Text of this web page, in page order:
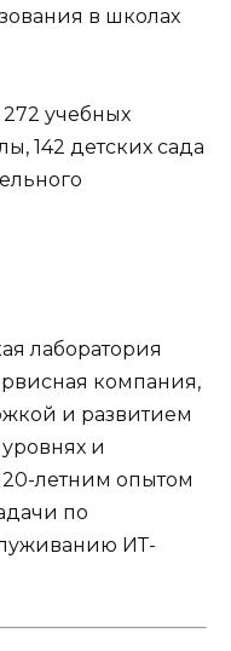
в школах
учебных
142 детских сада
лаборатория
компания,
и развитием
и
летним опытом
по
ИТ-